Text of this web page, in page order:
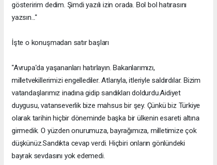
gösteririm dedim. Şimdi yazılı izin orada. Bol bol hatırasını
yazsın..."
İşte o konuşmadan satır başları
"Avrupa'da yaşananları hatırlayın. Bakanlarımızı,
milletvekillerimizi engellediler. Atlarıyla, itleriyle saldırdılar. Bizim
vatandaşlarımız inadına gidip sandıkları doldurdu.Aidiyet
duygusu, vatanseverlik bize mahsus bir şey. Çünkü biz Türkiye
olarak tarihin hiçbir döneminde başka bir ülkenin esareti altına
girmedik. O yüzden onurumuza, bayrağımıza, milletimize çok
düşkünüz.Sandıkta cevap verdi. Hiçbiri onların gönlündeki
bayrak sevdasını yok edemedi.